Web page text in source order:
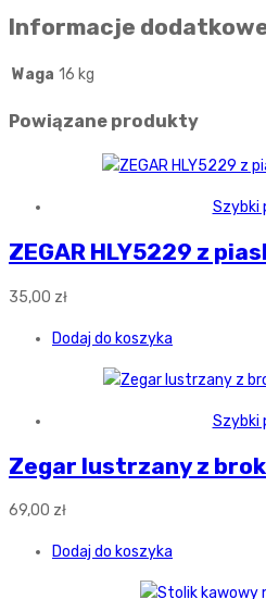
Informacje
Waga 16 kg
Powiązane produkty
Szybki
ZEGAR HLY5229 z
35,00 zł
Dodaj do koszyka
Szybki
Zegar lustrzany z
69,00 zł
Dodaj do koszyka